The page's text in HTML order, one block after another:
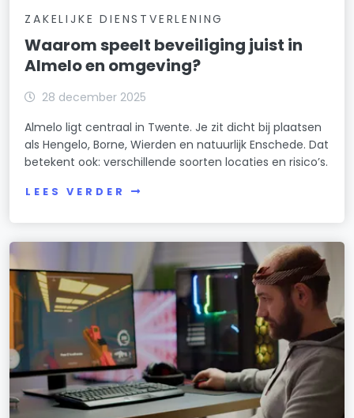
ZAKELIJKE DIENSTVERLENING
Waarom speelt beveiliging juist in
Almelo en omgeving?
28 december 2025
Almelo ligt centraal in Twente. Je zit dicht bij plaatsen
als Hengelo, Borne, Wierden en natuurlijk Enschede. Dat
betekent ook: verschillende soorten locaties en risico’s.
LEES VERDER